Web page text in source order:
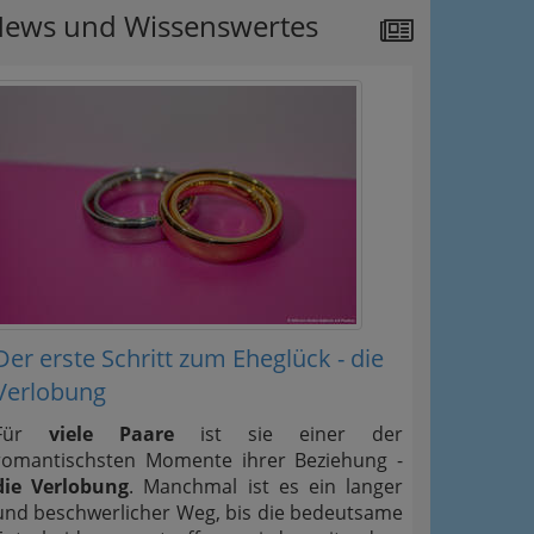
und Wissenswertes
erste Schritt zum Eheglück - die
viele Paare ist sie einer der
Momente ihrer Beziehung -
Verlobung. Manchmal ist es ein langer
beschwerlicher Weg, bis die bedeutsame